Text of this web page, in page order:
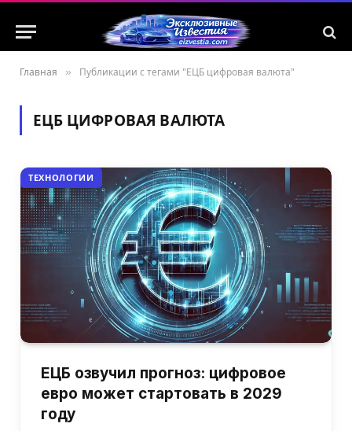
Главная » Публикации с тегами "ЕЦБ цифровая валюта"
ЕЦБ ЦИФРОВАЯ ВАЛЮТА
ТЕХНОЛОГИИ
ЕЦБ озвучил прогноз: цифровое
евро может стартовать в 2029
году